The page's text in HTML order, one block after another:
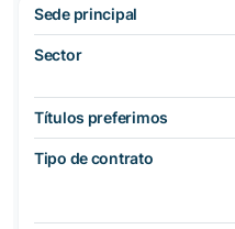
Sede principal
Sector
Títulos preferimos
Tipo de contrato